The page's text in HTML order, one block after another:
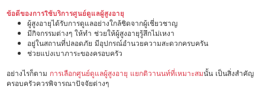
ข้อดีของการใช้บริการศูนย์ดูแลผู้สูงอายุ
ผู้สูงอายุได้รับการดูแลอย่างใกล้ชิดจากผู้เชี่ยวชาญ
มีกิจกรรมต่างๆ ให้ทำ ช่วยให้ผู้สูงอายุรู้สึกไม่เหงา
อยู่ในสถานที่ปลอดภัย มีอุปกรณ์อำนวยความสะดวกครบครัน
ช่วยแบ่งเบาภาระของครอบครัว
อย่างไรก็ตาม การเลือกศูนย์ดูแลผู้สูงอายุ แยกติวานนท์ที่เหมาะสมนั้น เป็นสิ่งสำคัญ
ครอบครัวควรพิจารณาปัจจัยต่างๆ